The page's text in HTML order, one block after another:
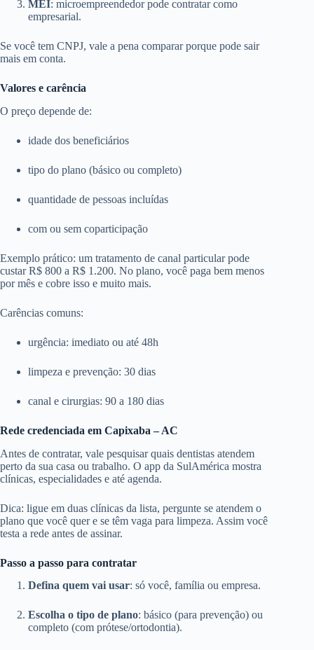
MEI: microempreendedor pode contratar como
empresarial.
Se você tem CNPJ, vale a pena comparar porque pode sair
mais em conta.
Valores e carência
O preço depende de:
idade dos beneficiários
tipo do plano (básico ou completo)
quantidade de pessoas incluídas
com ou sem coparticipação
Exemplo prático: um tratamento de canal particular pode
custar R$ 800 a R$ 1.200. No plano, você paga bem menos
por mês e cobre isso e muito mais.
Carências comuns:
urgência: imediato ou até 48h
limpeza e prevenção: 30 dias
canal e cirurgias: 90 a 180 dias
Rede credenciada em Capixaba – AC
Antes de contratar, vale pesquisar quais dentistas atendem
perto da sua casa ou trabalho. O app da SulAmérica mostra
clínicas, especialidades e até agenda.
Dica: ligue em duas clínicas da lista, pergunte se atendem o
plano que você quer e se têm vaga para limpeza. Assim você
testa a rede antes de assinar.
Passo a passo para contratar
Defina quem vai usar: só você, família ou empresa.
Escolha o tipo de plano: básico (para prevenção) ou
completo (com prótese/ortodontia).